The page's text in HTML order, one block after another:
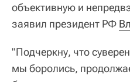
объективную и
заявил президент РФ
"Подчеркну, что
мы боролись,